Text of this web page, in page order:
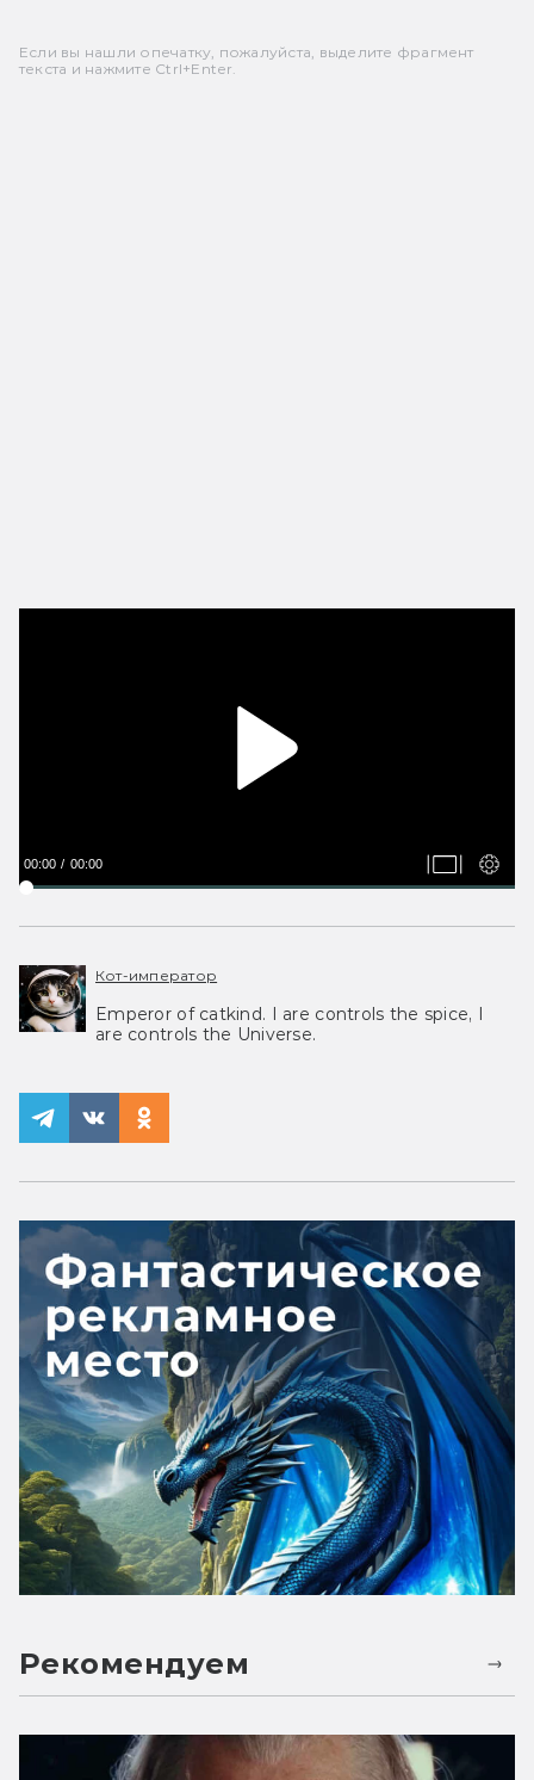
Если вы нашли опечатку, пожалуйста, выделите фрагмент
текста и нажмите Ctrl+Enter.
00:00 00:00
Кот-император
Emperor of catkind. I are controls the spice, I
are controls the Universe.
Рекомендуем